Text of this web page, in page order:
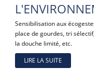
Sensibilisation aux
place de gourdes, tri
la douche limité, etc.
LIRE LA SUITE